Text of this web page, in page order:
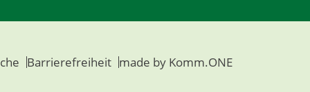
Barrierefreiheit made by Komm.ONE